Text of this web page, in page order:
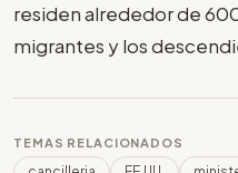
residen alrededor de
migrantes y los
TEMAS RELACIONADOS